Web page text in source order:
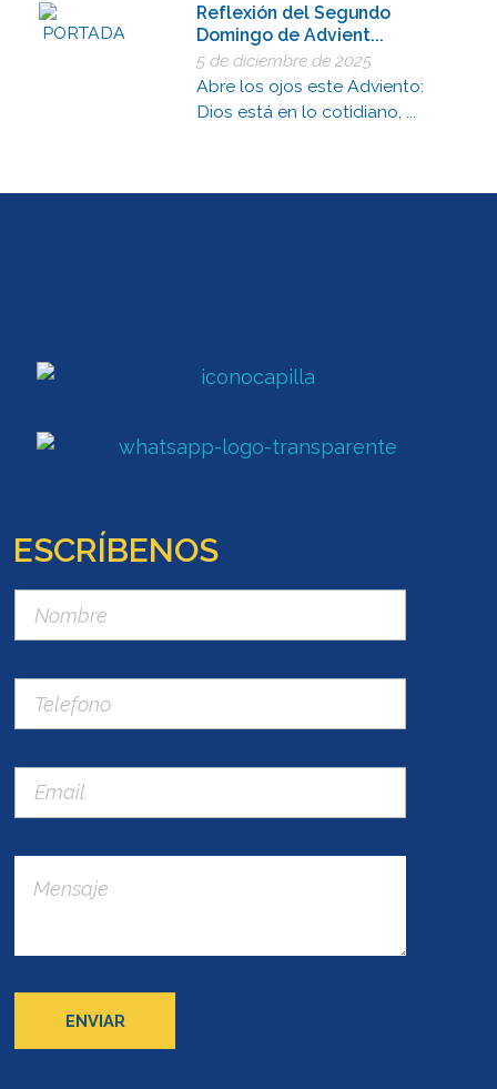
Reflexión del Segundo
Domingo de Advient...
5 de diciembre de 2025
Abre los ojos este Adviento:
Dios está en lo cotidiano, ...
ESCRÍBENOS